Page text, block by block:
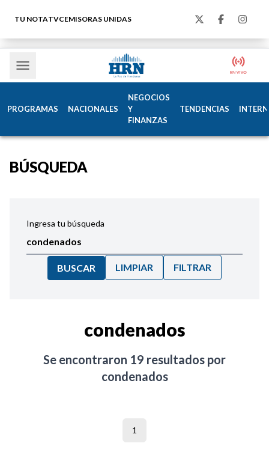
TU NOTATVCEMISORAS UNIDAS
PROGRAMAS NACIONALES
NEGOCIOS
Y
FINANZAS
TENDENCIAS
BÚSQUEDA
Ingresa tu búsqueda
BUSCAR LIMPIAR FILTRAR
condenados
Se encontraron 19 resultados por
condenados
1